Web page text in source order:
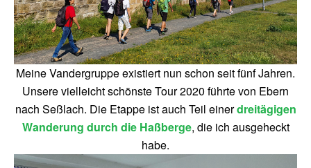
Meine Vandergruppe existiert nun schon seit fünf Jahren.
Unsere vielleicht schönste Tour 2020 führte von Ebern
nach Seßlach. Die Etappe ist auch Teil einerdreitägigen
Wanderung durch die Haßberge, die ich ausgeheckt
habe.